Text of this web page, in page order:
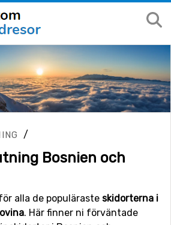
/
Bosnien och
alla de populäraste skidorterna i
. Här finner ni förväntade